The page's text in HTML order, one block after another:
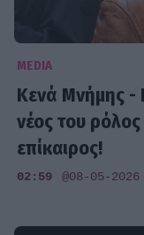
MEDIA
Κενά Μνήμης -
νέος του ρόλος
επίκαιρος!
02:59 @08-05-2026